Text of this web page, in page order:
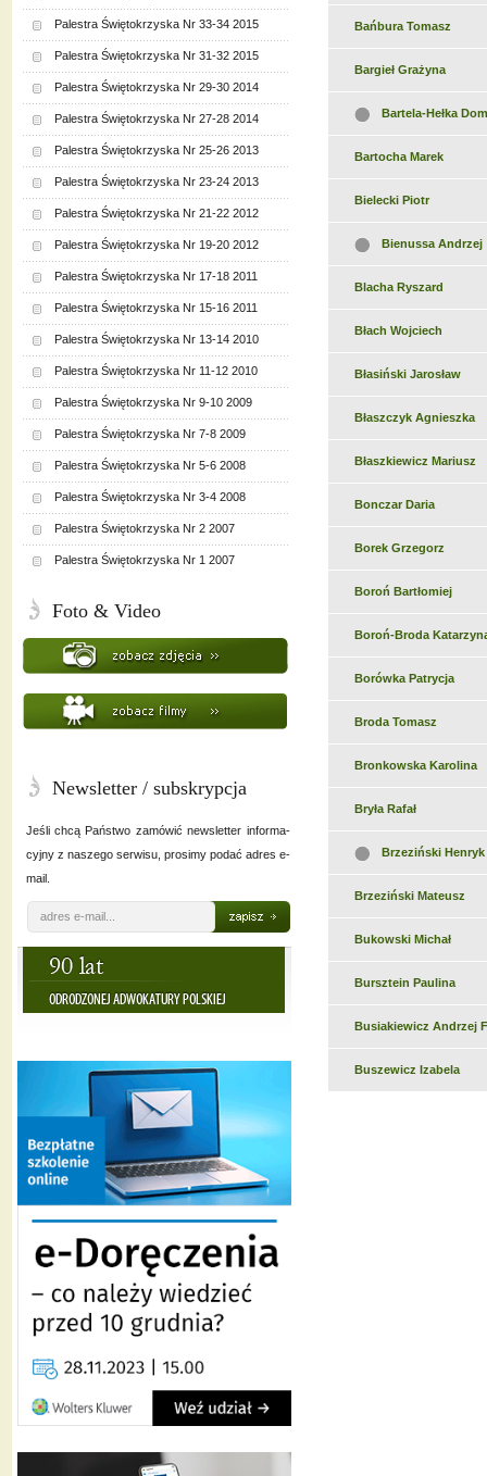
Bańbura Tomasz
Bargieł Grażyna
Bartela-Hełka
Bartocha Marek
Bielecki Piotr
Bienussa Andrzej
Blacha Ryszard
Błach Wojciech
Błasiński Jarosław
Błaszczyk Agnieszka
Błaszkiewicz Mariusz
Bonczar Daria
Borek Grzegorz
Boroń Bartłomiej
Boroń-Broda
Borówka Patrycja
Broda Tomasz
Bronkowska Karolina
Bryła Rafał
Brzeziński Henryk
Brzeziński Mateusz
Bukowski Michał
Bursztein Paulina
Busiakiewicz Andrzej
Buszewicz Izabela
Palestra Świętokrzyska Nr 33-34 2015
Palestra Świętokrzyska Nr 31-32 2015
Palestra Świętokrzyska Nr 29-30 2014
Palestra Świętokrzyska Nr 27-28 2014
Palestra Świętokrzyska Nr 25-26 2013
Palestra Świętokrzyska Nr 23-24 2013
Palestra Świętokrzyska Nr 21-22 2012
Palestra Świętokrzyska Nr 19-20 2012
Palestra Świętokrzyska Nr 17-18 2011
Palestra Świętokrzyska Nr 15-16 2011
Palestra Świętokrzyska Nr 13-14 2010
Palestra Świętokrzyska Nr 11-12 2010
Palestra Świętokrzyska Nr 9-10 2009
Palestra Świętokrzyska Nr 7-8 2009
Palestra Świętokrzyska Nr 5-6 2008
Palestra Świętokrzyska Nr 3-4 2008
Palestra Świętokrzyska Nr 2 2007
Palestra Świętokrzyska Nr 1 2007
Foto & Video
Newsletter / subskrypcja
Jeśli chcą Państwo zamówić newsletter informa-
cyjny z naszego serwisu, prosimy podać adres e-
mail.